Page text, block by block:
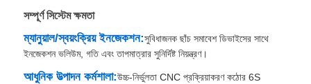
সব ক্ষেত্রেই
উদ্ধৃতির জন্য আবেদন
সম্পূর্ণ সিস্টেম ক্ষমতা
ম্যানুয়াল/স্বয়ংক্রিয় ইনজেকশন:সুবিধাজনক ছাঁচ সমাবেশ ডিভাইসের সাথে
ইনজেকশন ভলিউম, গতি এবং তাপমাত্রার সুনির্দিষ্ট নিয়ন্ত্রণ।
আধুনিক উত্পাদন কর্মশালা:উচ্চ-নির্ভুলতা CNC প্রক্রিয়াকরণ কঠোর 6S